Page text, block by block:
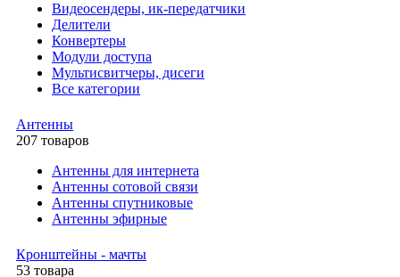
Видеосендеры, ик-передатчики
Делители
Конвертеры
Модули доступа
Мультисвитчеры, дисеги
Все категории
Антенны
207 товаров
Антенны для интернета
Антенны сотовой связи
Антенны спутниковые
Антенны эфирные
Кронштейны - мачты
53 товара